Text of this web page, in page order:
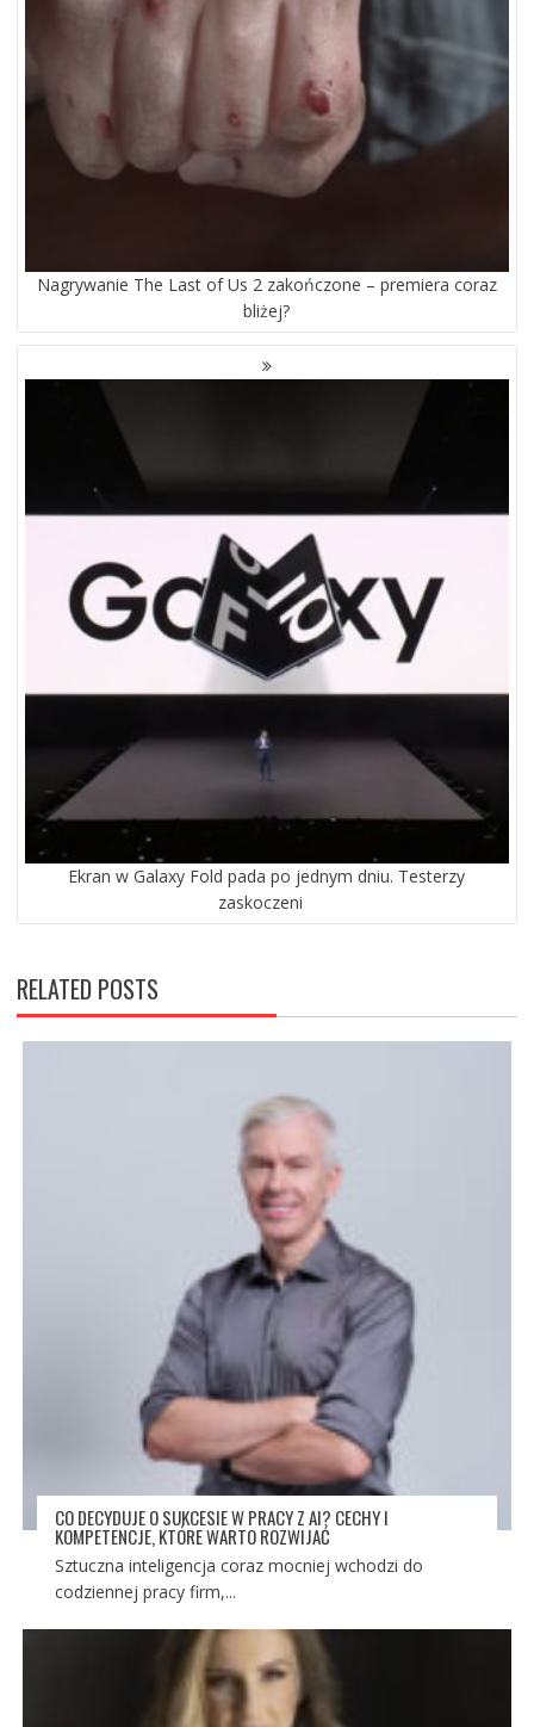
Nagrywanie The Last of Us 2 zakończone – premiera coraz
bliżej?
Ekran w Galaxy Fold pada po jednym dniu. Testerzy
zaskoczeni
RELATED POSTS
CO DECYDUJE O SUKCESIE W PRACY Z AI? CECHY I
KOMPETENCJE, KTÓRE WARTO ROZWIJAĆ
Sztuczna inteligencja coraz mocniej wchodzi do
codziennej pracy firm,...